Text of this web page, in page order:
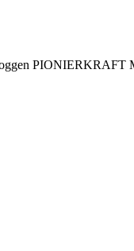
PIONIERKRAFT